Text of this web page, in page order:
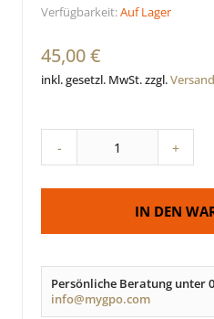
Verfügbarkeit:Auf Lager
45,00 €
inkl. gesetzl. MwSt. zzgl.
- +
IN DEN
Persönliche Beratung unter
info@mygpo.com